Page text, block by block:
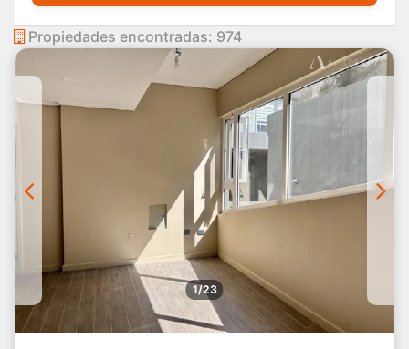
Propiedades encontradas: 974
1/23